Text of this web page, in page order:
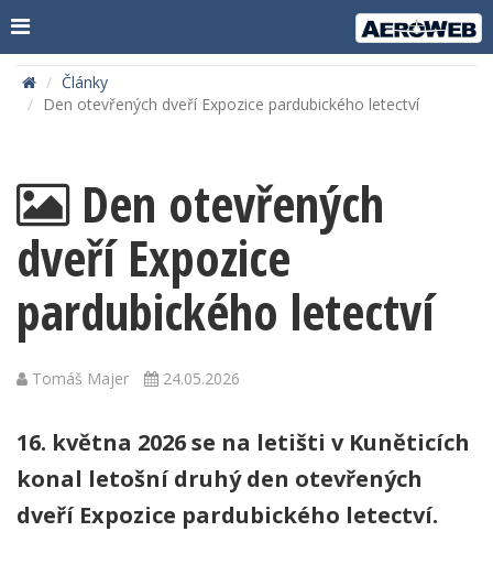
Články
Den otevřených dveří Expozice pardubického letectví
Den otevřených
dveří Expozice
pardubického letectví
Tomáš Majer 24.05.2026
16. května 2026 se na letišti v Kuněticích
konal letošní druhý den otevřených
dveří Expozice pardubického letectví.